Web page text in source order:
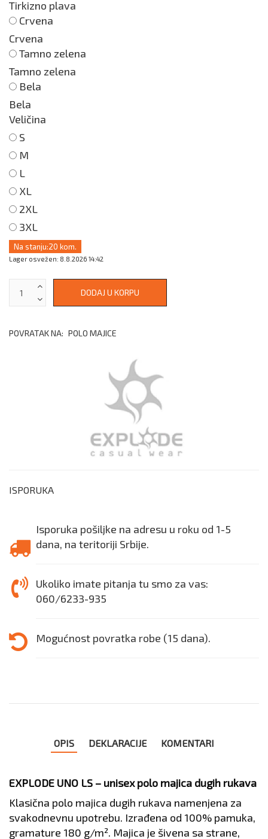
Tirkizno plava
Crvena
Crvena
Tamno zelena
Tamno zelena
Bela
Bela
Veličina
S
M
L
XL
2XL
3XL
Na stanju:20 kom.
Lager osvežen: 8.8.2026 14:42
POVRATAK NA: POLO MAJICE
ISPORUKA
Isporuka pošiljke na adresu u roku od 1-5
dana, na teritoriji Srbije.
Ukoliko imate pitanja tu smo za vas:
060/6233-935
Mogućnost povratka robe (15 dana).
OPIS DEKLARACIJE KOMENTARI
EXPLODE UNO LS – unisex polo majica dugih rukava
Klasična polo majica dugih rukava namenjena za
svakodnevnu upotrebu. Izrađena od 100% pamuka,
gramature 180 g/m². Majica je šivena sa strane,